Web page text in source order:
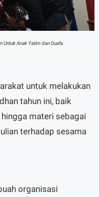
Untuk Anak Yatim dan Duafa
untuk melakukan
tahun ini, baik
materi sebagai
terhadap sesama
organisasi